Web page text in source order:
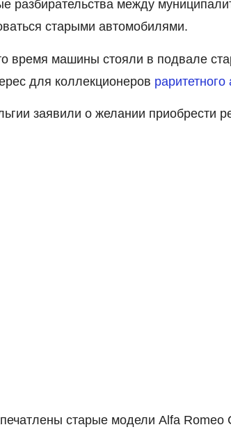
разбирательства между
старыми автомобилями.
время машины стояли в подвале
для коллекционеров раритетного
заявили о желании приобрести
старые модели Alfa Romeo